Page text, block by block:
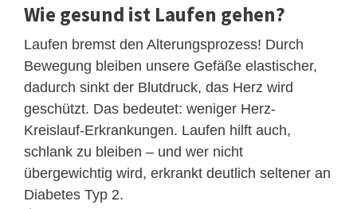
Wie gesund ist Laufen gehen?
Laufen bremst den Alterungsprozess! Durch
Bewegung bleiben unsere Gefäße elastischer,
dadurch sinkt der Blutdruck, das Herz wird
geschützt. Das bedeutet: weniger Herz-
Kreislauf-Erkrankungen. Laufen hilft auch,
schlank zu bleiben – und wer nicht
übergewichtig wird, erkrankt deutlich seltener an
Diabetes Typ 2.